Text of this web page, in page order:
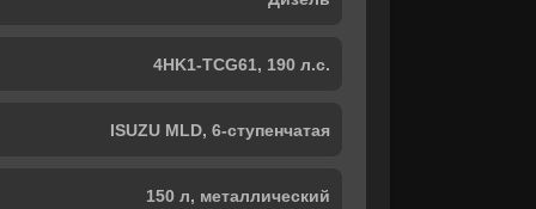
4HK1-TCG61, 190 л.с.
ISUZU MLD, 6-ступенчатая
150 л, металлический